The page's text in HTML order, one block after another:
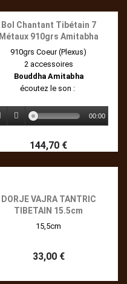
Bol Chantant Tibétain 7
Métaux 910grs Amitabha
910grs Coeur (Plexus)
2 accessoires
Bouddha Amitabha
écoutez le son :
00:00
144,70 €
DORJE VAJRA TANTRIC
TIBETAIN 15.5cm
15,5cm
33,00 €